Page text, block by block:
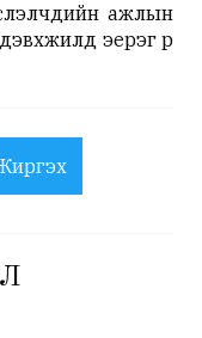
ажлын
эерэг үр